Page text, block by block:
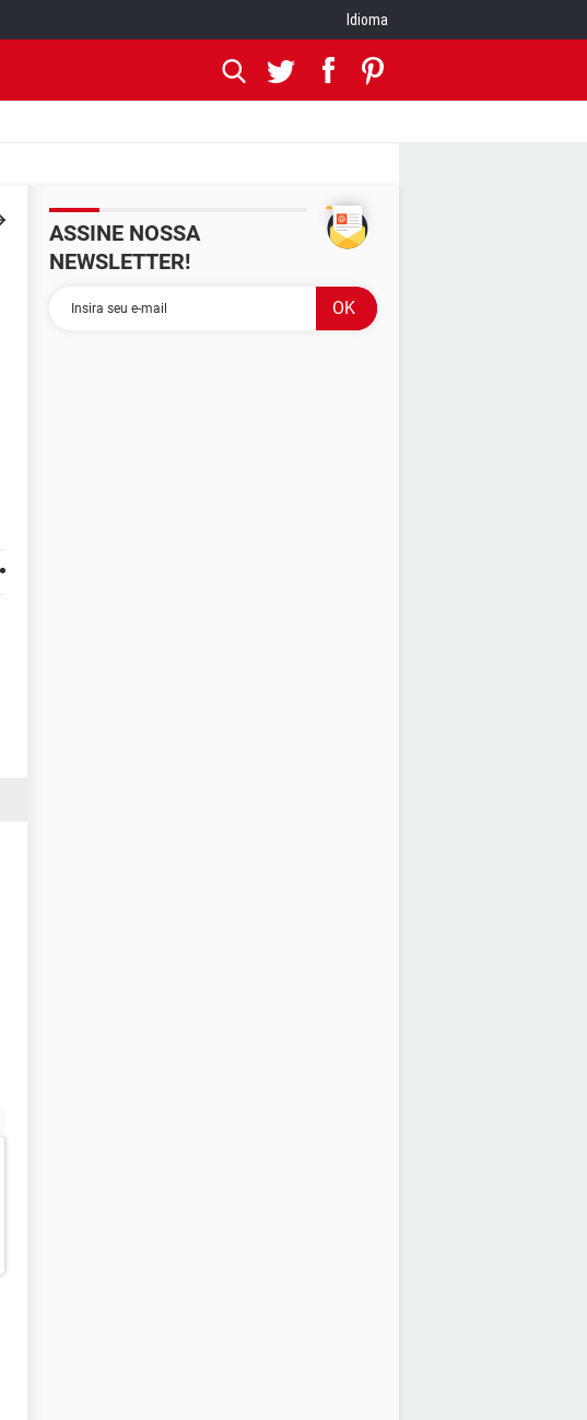
Idioma
ASSINE NOSSA
NEWSLETTER!